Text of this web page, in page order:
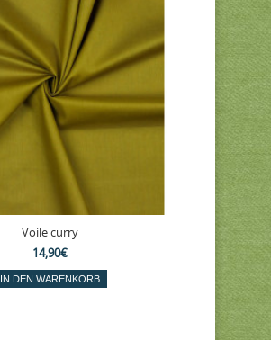
Voile curry
14,90€
IN DEN WARENKORB